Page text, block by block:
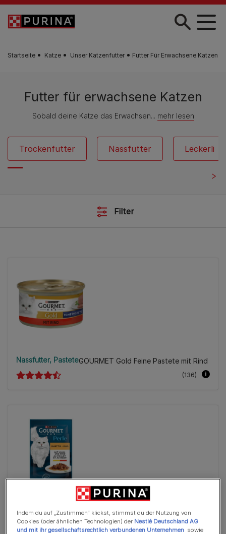
Zum Hauptinhalt springen
Startseite Katze Unser Katzenfutter Futter Für Erwachsene Katzen
Futter für erwachsene Katzen
Sobald deine Katze das Erwachsen... mehr lesen
Trockenfutter Nassfutter Leckerli
Filter
Nassfutter PasteteGOURMET Gold Feine Pastete mit Rind
(136)
(296)
Indem du auf „Zustimmen“ klickst, stimmst du der Nutzung von
Cookies (oder ähnlichen Technologien) der Nestlé Deutschland AG
und mit ihr gesellschaftsrechtlich verbundenen Unternehmen sowie